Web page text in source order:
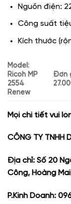
Nguồn điện:
Công suất
Kích thước
Model:
Ricoh MP
2554
Renew
Đơn
Mọi chi tiết vui
CÔNG TY TNHH
Địa chỉ: Số 20
Công, Hoàng
P.Kinh Doanh: